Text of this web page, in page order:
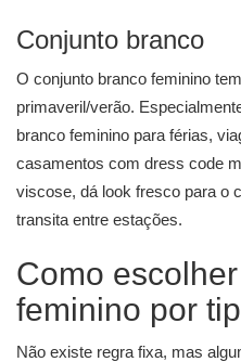
Conjunto branco
O conjunto branco feminino
primaveril/verão.
branco feminino para férias,
casamentos com dress code
viscose, dá look fresco para o
transita entre estações.
Como
feminino por
Não existe regra fixa, mas